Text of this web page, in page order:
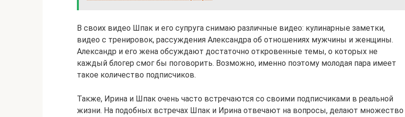
В своих видео Шпак и его супруга снимаю различные видео: кулинарные заметки,
видео с тренировок, рассуждения Александра об отношениях мужчины и женщины.
Александр и его жена обсуждают достаточно откровенные темы, о которых не
каждый блогер смог бы поговорить. Возможно, именно поэтому молодая пара имеет
такое количество подписчиков.
Также, Ирина и Шпак очень часто встречаются со своими подписчиками в реальной
жизни. На подобных встречах Шпак и Ирина отвечают на вопросы, делают множество